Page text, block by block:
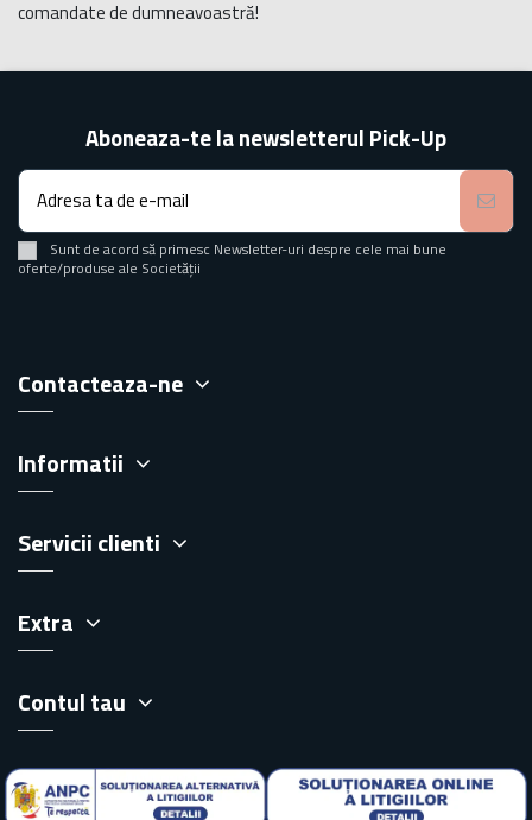
comandate de dumneavoastră!
Aboneaza-te la newsletterul Pick-Up
Sunt de acord să primesc Newsletter-uri despre cele mai bune
oferte/produse ale Societății
Contacteaza-ne
Informatii
Servicii clienti
Extra
Contul tau